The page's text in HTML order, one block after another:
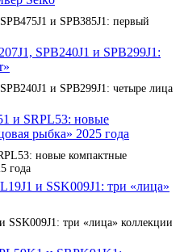
и SPB385J1: первый
и SPB299J1: четыре лица
новые компактные
года
SSK009J1: три «лица» коллекции